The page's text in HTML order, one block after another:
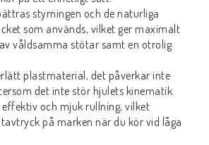
styrningen och de naturliga
som används, vilket ger maximalt
våldsamma stötar samt en otrolig
plastmaterial, det påverkar inte
det inte stör hjulets kinematik.
effektiv och mjuk rullning, vilket
på marken när du kör vid låga